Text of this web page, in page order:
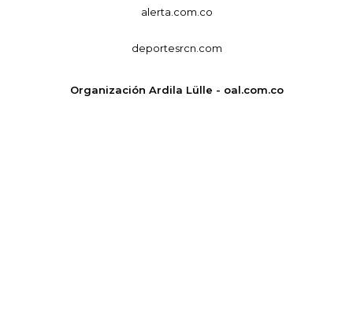
alerta.com.co
deportesrcn.com
Organización Ardila Lülle - oal.com.co